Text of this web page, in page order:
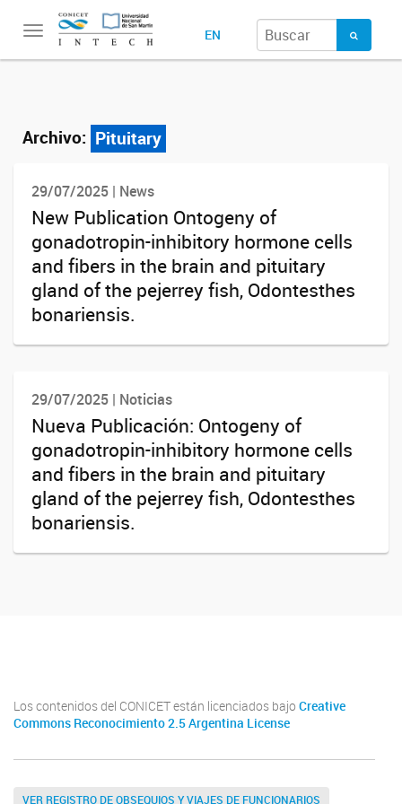
Toggle
EN
Archivo: Pituitary
29/07/2025 | News
New Publication Ontogeny of
gonadotropin-inhibitory hormone cells
and fibers in the brain and pituitary
gland of the pejerrey fish, Odontesthes
bonariensis.
29/07/2025 | Noticias
Nueva Publicación: Ontogeny of
gonadotropin-inhibitory hormone cells
and fibers in the brain and pituitary
gland of the pejerrey fish, Odontesthes
bonariensis.
Los contenidos del CONICET están licenciados bajo Creative
Commons Reconocimiento 2.5 Argentina License
VER REGISTRO DE OBSEQUIOS Y VIAJES DE FUNCIONARIOS